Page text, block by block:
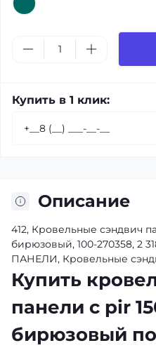
Купить в 1 клик:
Описание
412, Кровельные сэндвич
бирюзовый, 100-270358, 2
ПАНЕЛИ, Кровельные
Купить
панели с pir
бирюзовый